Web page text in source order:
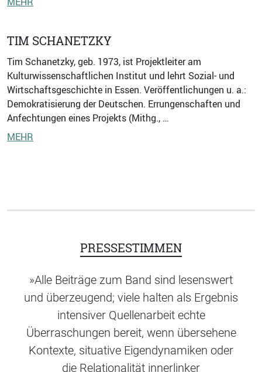
TIM SCHANETZKY
Tim Schanetzky, geb. 1973, ist Projektleiter am
Kulturwissenschaftlichen Institut und lehrt Sozial- und
Wirtschaftsgeschichte in Essen. Veröffentlichungen u. a.:
Demokratisierung der Deutschen. Errungenschaften und
Anfechtungen eines Projekts (Mithg., …
MEHR
PRESSESTIMMEN
»Alle Beiträge zum Band sind lesenswert
und überzeugend; viele halten als Ergebnis
intensiver Quellenarbeit echte
Überraschungen bereit, wenn übersehene
Kontexte, situative Eigendynamiken oder
die Relationalität innerlinker